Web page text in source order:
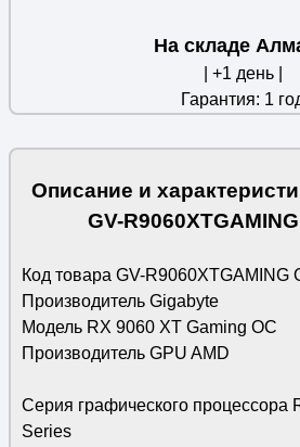
На складе
| +1 день |
Гарантия: 1
Описание и
GV-
Код товара GV-R9060XTGAMING
Производитель Gigabyte
Модель RX 9060 XT Gaming OC
Производитель GPU AMD
Серия графического процессора
Series